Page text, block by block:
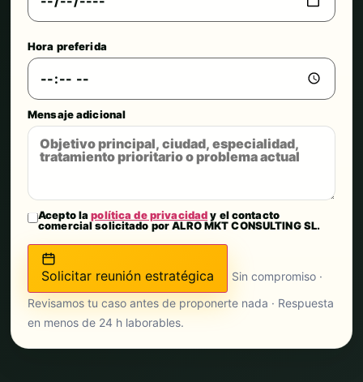
Hora preferida
Mensaje adicional
Acepto lapolítica de privacidady el contacto
comercial solicitado por ALRO MKT CONSULTING SL.
Solicitar reunión estratégica
Sin compromiso ·
Revisamos tu caso antes de proponerte nada · Respuesta
en menos de 24 h laborables.